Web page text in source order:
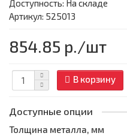
Доступность: На складе
Артикул: 525013
854.85 р./шт
В корзину
Доступные опции
Толщина металла, мм